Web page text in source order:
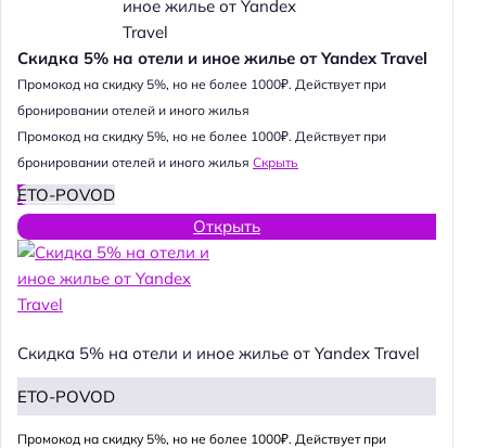
Скидка 5% на отели и иное жилье от Yandex Travel
Промокод на скидку 5%, но не более 1000₽. Действует при
бронировании отелей и иного жилья
Промокод на скидку 5%, но не более 1000₽. Действует при
бронировании отелей и иного жилья Скрыть
ETO-POVOD
Открыть
Скидка 5% на отели и иное жилье от Yandex Travel
ETO-POVOD
Промокод на скидку 5%, но не более 1000₽. Действует при